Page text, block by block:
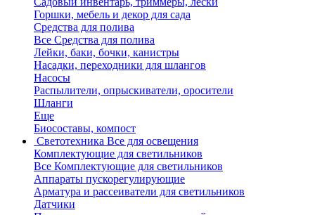
Горшки, мебель и декор для сада
Средства для полива
Все Средства для полива
Лейки, баки, бочки, канистры
Насадки, переходники для шлангов
Насосы
Распылители, опрыскиватели, оросители
Шланги
Еще
Биосоставы, компост
Светотехника Все для освещения
Комплектующие для светильников
Все Комплектующие для светильников
Аппараты пускорегулирующие
Арматура и рассеиватели для светильников
Датчики